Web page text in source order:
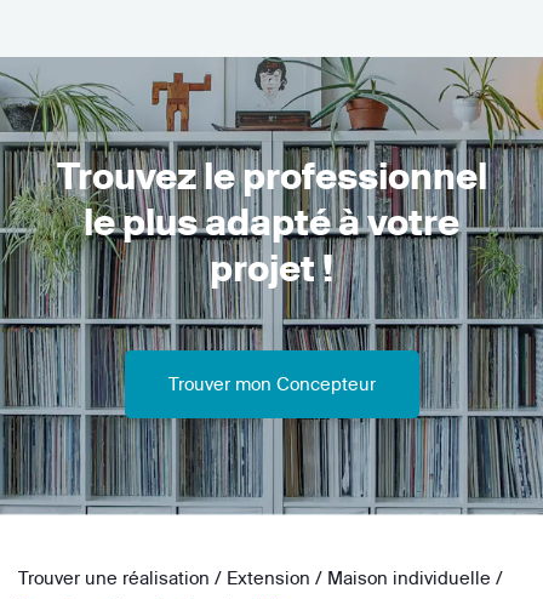
Trouvez le professionnel
le plus adapté à votre
projet !
Trouver mon Concepteur
Trouver une réalisation / Extension / Maison individuelle /